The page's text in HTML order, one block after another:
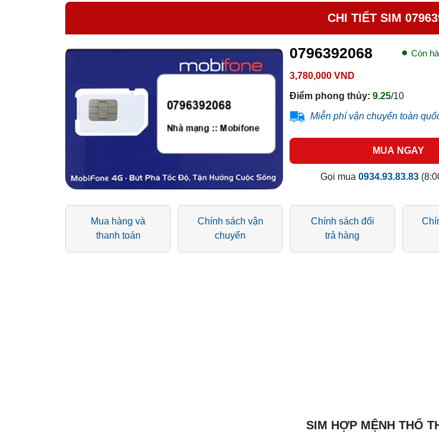
CHI TIẾT SIM
0796392068 Còn
3,780,000 VND
Điểm phong thủy: 9.25/10
Miễn phí vận chuyển toàn
MUA NGAY
Gọi mua 0934.93.83.83
Mua hàng và
thanh toán
Chính sách vận
chuyển
Chính sách đổi
trả hàng
SIM HỢP MỆNH THỔ